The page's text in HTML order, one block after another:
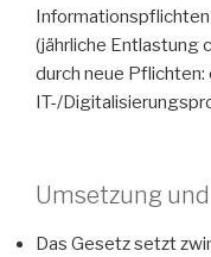
(jährliche Entlastung
durch neue Pflichten:
IT-/
Umsetzung
Das Gesetz setzt